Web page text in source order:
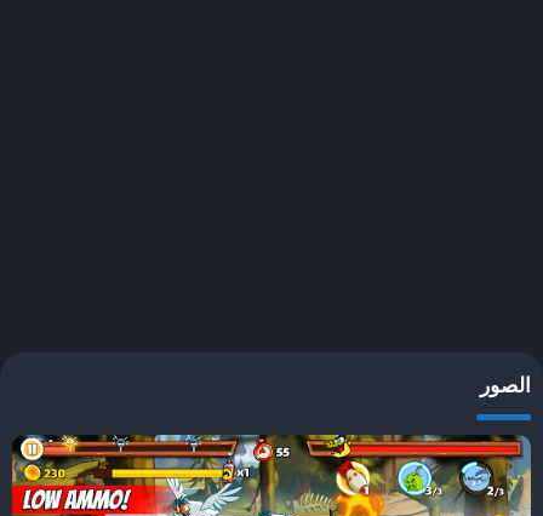
بالمخاطر والأعداء. يتم التحكم بالشخصية باستخدام الأزرار المخصصة، حيث
يمكن للاعب الانتقال من مكان إلى آخر بسهولة، مما يتيح له استكشاف
البيئة المحيطة وتنفيذ الهجمات في الوقت المناسب.
أحد الجوانب الأساسية لأسلوب اللعب هو كيفية التعامل مع الأعداء الذين
الصور